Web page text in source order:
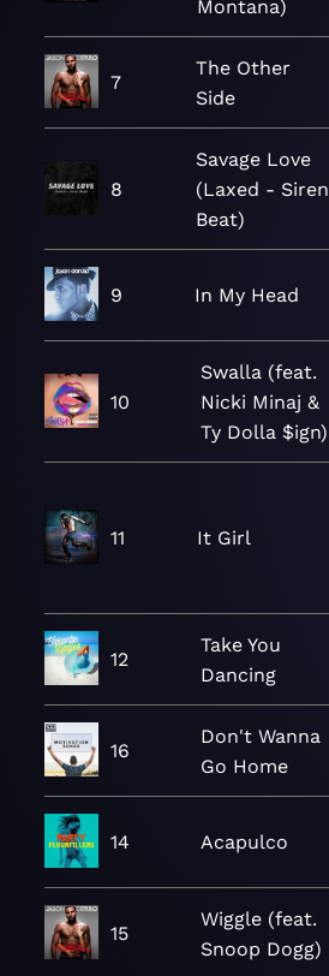
Montana)
7
The Other
Side
8
Savage Love
(Laxed - Siren
Beat)
9 In My Head
10
Swalla (feat.
Nicki Minaj &
Ty Dolla $ign)
11 It Girl
12
Take You
Dancing
16
Don't Wanna
Go Home
14 Acapulco
15
Wiggle (feat.
Snoop Dogg)